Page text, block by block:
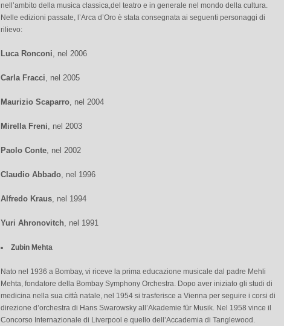
nell’ambito della musica classica,del teatro e in generale nel mondo della cultura.
Nelle edizioni passate, l’Arca d’Oro è stata consegnata ai seguenti personaggi di
rilievo:
Luca Ronconi, nel 2006
Carla Fracci, nel 2005
Maurizio Scaparro, nel 2004
Mirella Freni, nel 2003
Paolo Conte, nel 2002
Claudio Abbado, nel 1996
Alfredo Kraus, nel 1994
Yuri Ahronovitch, nel 1991
Zubin Mehta
Nato nel 1936 a Bombay, vi riceve la prima educazione musicale dal padre Mehli
Mehta, fondatore della Bombay Symphony Orchestra. Dopo aver iniziato gli studi di
medicina nella sua città natale, nel 1954 si trasferisce a Vienna per seguire i corsi di
direzione d’orchestra di Hans Swarowsky all’Akademie für Musik. Nel 1958 vince il
Concorso Internazionale di Liverpool e quello dell’Accademia di Tanglewood.